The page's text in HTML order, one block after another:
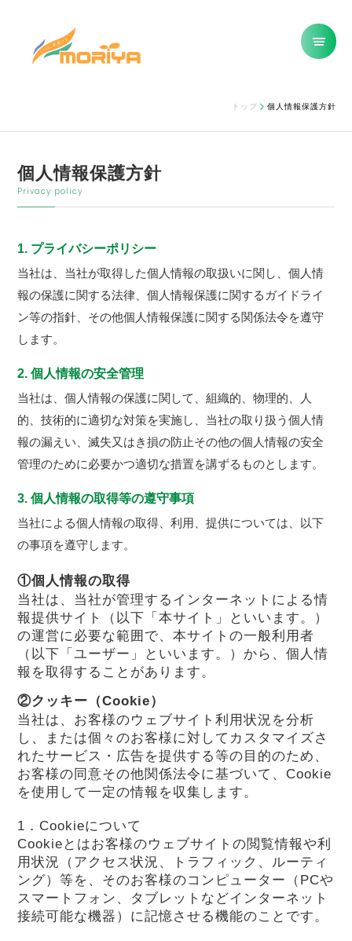
トップ 個人情報保護方針
個人情報保護方針
Privacy policy
1. プライバシーポリシー
当社は、当社が取得した個人情報の取扱いに関し、個人情
報の保護に関する法律、個人情報保護に関するガイドライ
ン等の指針、その他個人情報保護に関する関係法令を遵守
します。
2. 個人情報の安全管理
当社は、個人情報の保護に関して、組織的、物理的、人
的、技術的に適切な対策を実施し、当社の取り扱う個人情
報の漏えい、滅失又はき損の防止その他の個人情報の安全
管理のために必要かつ適切な措置を講ずるものとします。
3. 個人情報の取得等の遵守事項
当社による個人情報の取得、利用、提供については、以下
の事項を遵守します。
①個人情報の取得
当社は、当社が管理するインターネットによる情
報提供サイト（以下「本サイト」といいます。）
の運営に必要な範囲で、本サイトの一般利用者
（以下「ユーザー」といいます。）から、個人情
報を取得することがあります。
②クッキー（Cookie）
当社は、お客様のウェブサイト利用状況を分析
し、または個々のお客様に対してカスタマイズさ
れたサービス・広告を提供する等の目的のため、
お客様の同意その他関係法令に基づいて、Cookie
を使用して一定の情報を収集します。
1．Cookieについて
Cookieとはお客様のウェブサイトの閲覧情報や利
用状況（アクセス状況、トラフィック、ルーティ
ング）等を、そのお客様のコンピューター（PCや
スマートフォン、タブレットなどインターネット
接続可能な機器）に記憶させる機能のことです。